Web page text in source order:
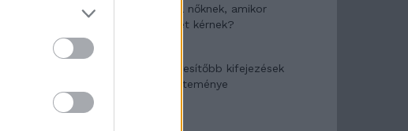
hiszünk a nőknek, amikor
segítséget kérnek?
A legidegesítőbb kifejezések
laza gyűjteménye